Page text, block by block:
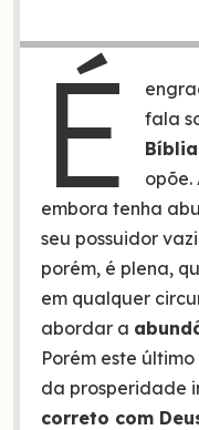
É
fala
opõe.
embora tenha
seu possuidor
porém, é plena,
em qualquer
abordar a
Porém este
da prosperidade
correto com